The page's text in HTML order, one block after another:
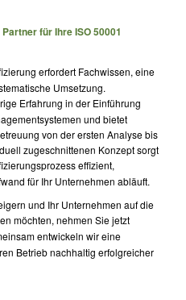
für Ihre ISO 50001
erfordert Fachwissen, eine
Umsetzung.
Erfahrung in der Einführung
und bietet
von der ersten Analyse bis
zugeschnittenen Konzept sorgt
effizient,
für Ihr Unternehmen abläuft.
und Ihr Unternehmen auf die
möchten, nehmen Sie jetzt
entwickeln wir eine
Betrieb nachhaltig erfolgreicher